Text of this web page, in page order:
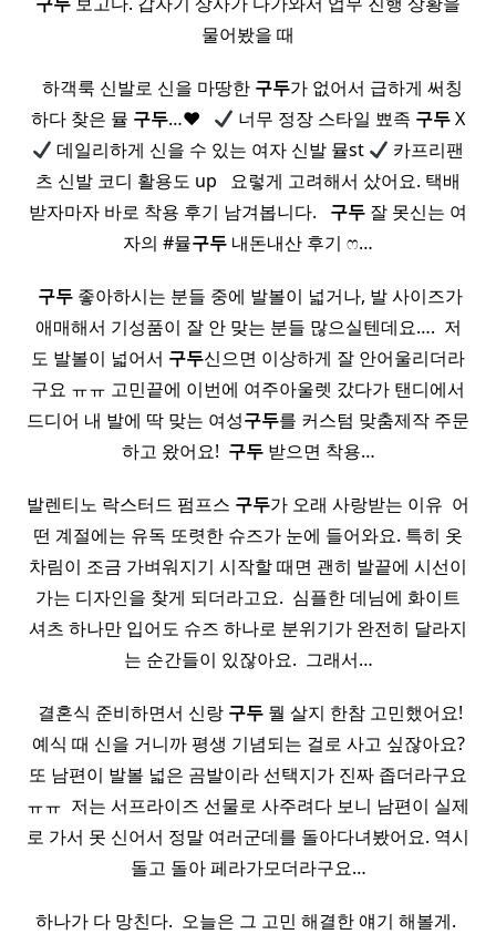
물어봤을 때
​ ​ 하객룩 신발로 신을 마땅한 구두가 없어서 급하게 써칭
하다 찾은 뮬 구두…♥ 너무 정장 스타일 뾰족 구두X
데일리하게 신을 수 있는 여자 신발 뮬st
카프리팬
츠 신발 코디 활용도 up ​ ​ 요렇게 고려해서 샀어요. 택배
받자마자 바로 착용 후기 남겨봅니다. ​ ​ 구두 잘 못신는 여
자의 #뮬구두 내돈내산 후기 ෆ…
구두 좋아하시는 분들 중에 발볼이 넓거나, 발 사이즈가
애매해서 기성품이 잘 안 맞는 분들 많으실텐데요…. ​ 저
도 발볼이 넓어서 구두신으면 이상하게 잘 안어울리더라
구요 ㅠㅠ 고민끝에 이번에 여주아울렛 갔다가 탠디에서
드디어 내 발에 딱 맞는 여성구두를 커스텀 맞춤제작 주문
하고 왔어요! ​ 구두받으면 착용…
발렌티노 락스터드 펌프스 구두가 오래 사랑받는 이유 ​ 어
떤 계절에는 유독 또렷한 슈즈가 눈에 들어와요. 특히 옷
차림이 조금 가벼워지기 시작할 때면 괜히 발끝에 시선이
가는 디자인을 찾게 되더라고요. ​ 심플한 데님에 화이트
셔츠 하나만 입어도 슈즈 하나로 분위기가 완전히 달라지
는 순간들이 있잖아요. ​ 그래서…
​ 결혼식 준비하면서 신랑 구두 뭘 살지 한참 고민했어요!
예식 때 신을 거니까 평생 기념되는 걸로 사고 싶잖아요?
또 남편이 발볼 넓은 곰발이라 선택지가 진짜 좁더라구요
ㅠㅠ ​ 저는 서프라이즈 선물로 사주려다 보니 남편이 실제
로 가서 못 신어서 정말 여러군데를 돌아다녀봤어요. 역시
돌고 돌아 페라가모더라구요…
하나가 다 망친다. ​ 오늘은 그 고민 해결한 얘기 해볼게. ​